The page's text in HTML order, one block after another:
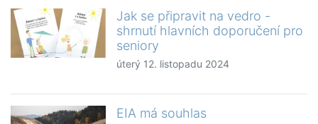
Jak se připravit na vedro -
shrnutí hlavních doporučení pro
seniory
úterý 12. listopadu 2024
EIA má souhlas